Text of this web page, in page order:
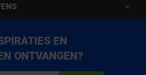
EN
ONTVANGEN?